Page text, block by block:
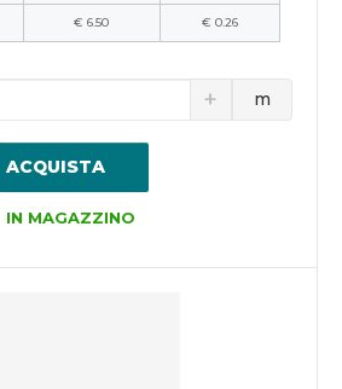
€ 6.50 € 0.26
m
ACQUISTA
IN MAGAZZINO